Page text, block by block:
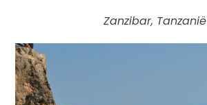
Zanzibar, Tanzanië